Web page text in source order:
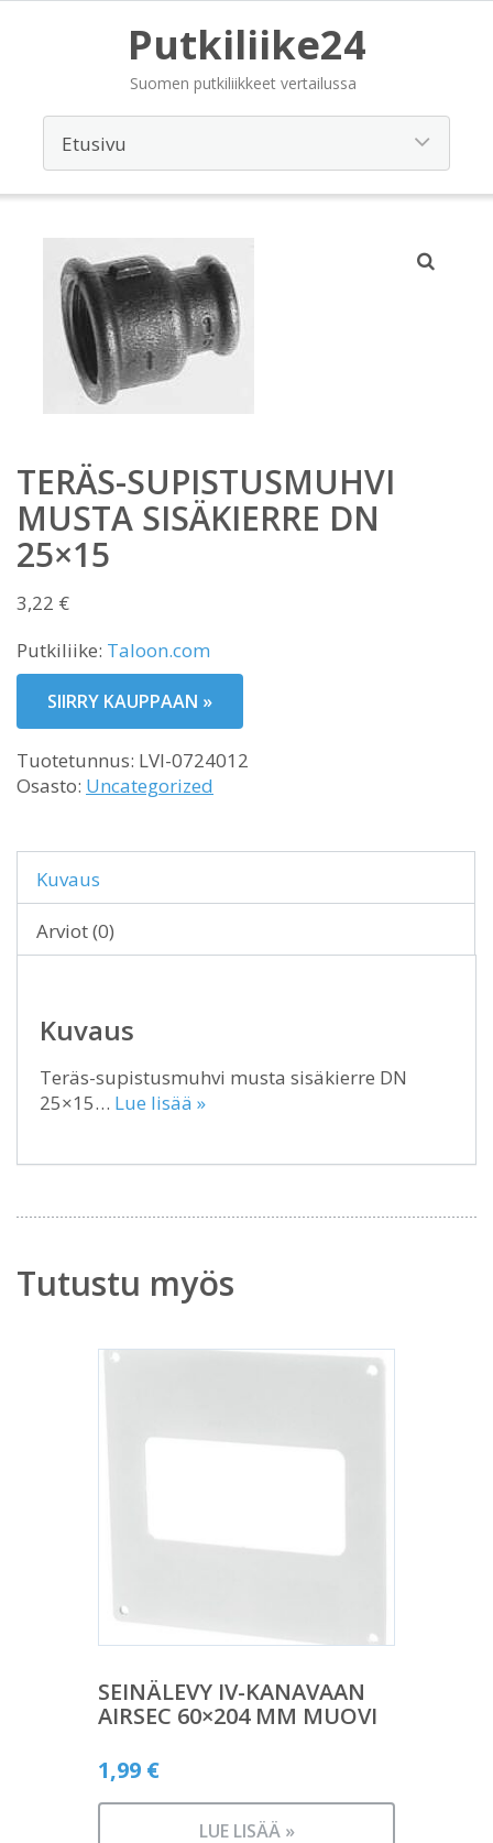
Putkiliike24
Suomen putkiliikkeet vertailussa
TERÄS-SUPISTUSMUHVI
MUSTA SISÄKIERRE DN
25×15
3,22 €
Putkiliike: Taloon.com
SIIRRY KAUPPAAN »
Tuotetunnus: LVI-0724012
Osasto: Uncategorized
Kuvaus
Arviot (0)
Kuvaus
Teräs-supistusmuhvi musta sisäkierre DN
25×15… Lue lisää »
Tutustu myös
SEINÄLEVY IV-KANAVAAN
AIRSEC 60×204 MM MUOVI
1,99 €
LUE LISÄÄ »